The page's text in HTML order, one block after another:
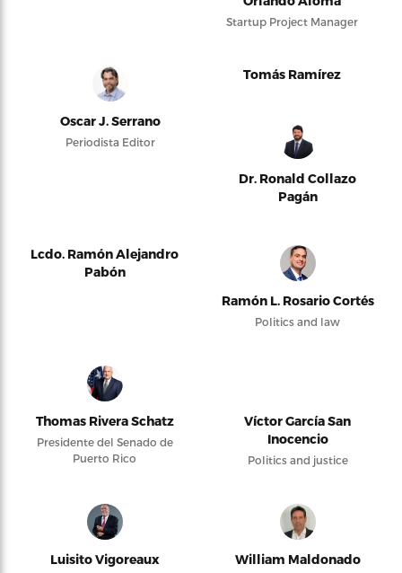
Startup Project Manager
Oscar J. Serrano
Periodista Editor
Tomás Ramírez
Dr. Ronald Collazo
Pagán
Lcdo. Ramón Alejandro
Pabón
Ramón L. Rosario Cortés
Politics and law
Thomas Rivera Schatz
Presidente del Senado de
Puerto Rico
Víctor García San
Inocencio
Politics and justice
Luisito Vigoreaux William Maldonado